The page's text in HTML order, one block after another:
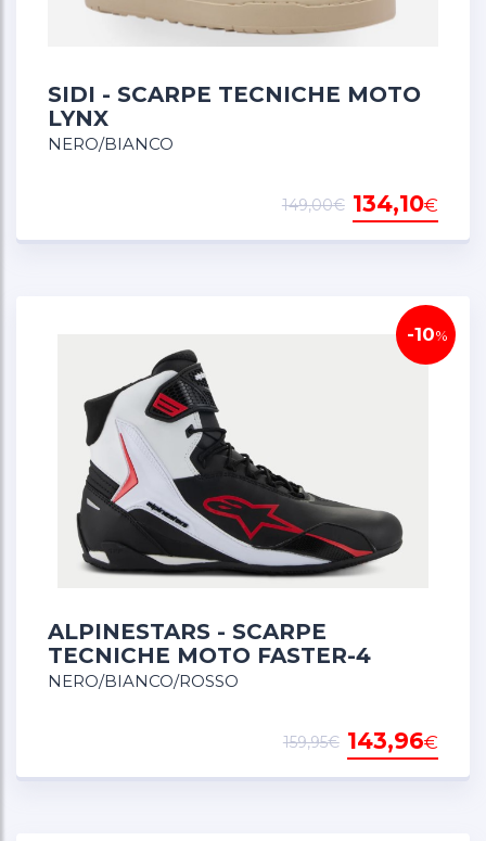
SIDI - SCARPE TECNICHE MOTO
LYNX
NERO/BIANCO
134,10€
149,00€
ALPINESTARS - SCARPE
TECNICHE MOTO FASTER-4
NERO/BIANCO/ROSSO
143,96€
159,95€
-10%